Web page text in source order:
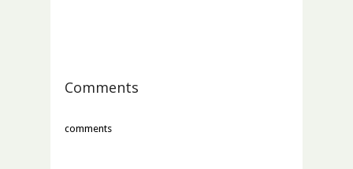
Comments
comments